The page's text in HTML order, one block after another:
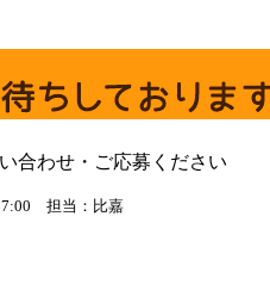
合わせ・ご応募ください
担当：比嘉